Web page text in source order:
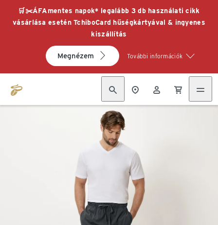
🛒✂️ÁFAmentes napok* legalább 3 db használati cikk
vásárlása esetén TchiboCard hűségkártyával & ingyenes
kiszállítás
Megnézem További információk